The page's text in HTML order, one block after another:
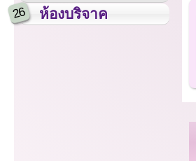
26 ห้องบริจาค